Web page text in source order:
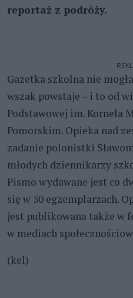
reportaż z podróży.
Gazetka szkolna nie
wszak powstaje – i to od
Podstawowej im. Kornela
Pomorskim. Opieka nad
zadanie polonistki
młodych dziennikarzy
Pismo wydawane jest co
się w 50 egzemplarzach.
jest publikowana także w
w mediach
(kel)